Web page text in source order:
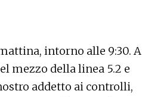
intorno alle 9:30. A
mezzo della linea 5.2 e
addetto ai controlli,